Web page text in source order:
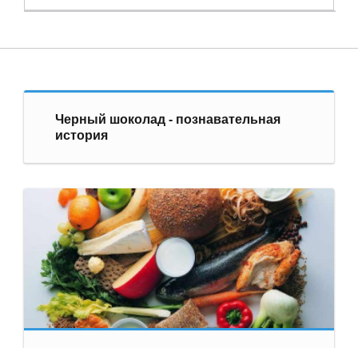
Черный шоколад - познавательная
история